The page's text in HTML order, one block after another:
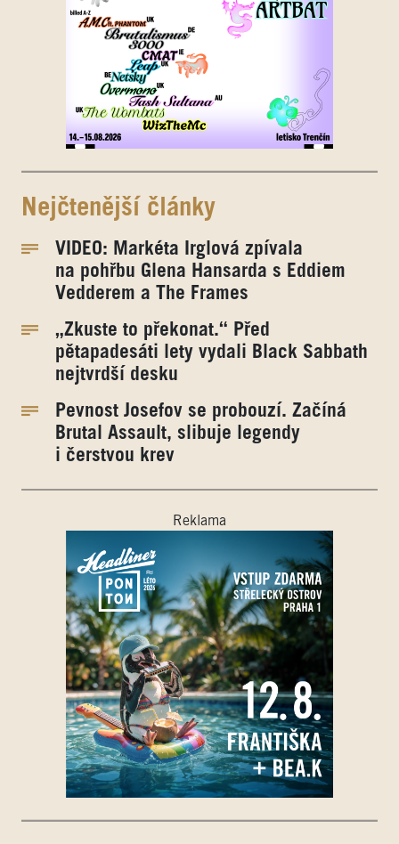
Nejčtenější články
VIDEO: Markéta Irglová zpívala
na pohřbu Glena Hansarda s Eddiem
Vedderem a The Frames
„Zkuste to překonat.“ Před
pětapadesáti lety vydali Black Sabbath
nejtvrdší desku
Pevnost Josefov se probouzí. Začíná
Brutal Assault, slibuje legendy
i čerstvou krev
Reklama